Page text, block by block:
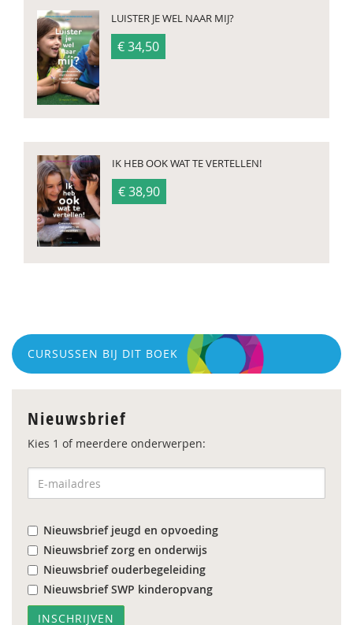
LUISTER JE WEL NAAR MIJ?
€ 34,50
IK HEB OOK WAT TE VERTELLEN!
€ 38,90
CURSUSSEN BIJ DIT BOEK
Nieuwsbrief
Kies 1 of meerdere onderwerpen:
Nieuwsbrief jeugd en opvoeding
Nieuwsbrief zorg en onderwijs
Nieuwsbrief ouderbegeleiding
Nieuwsbrief SWP kinderopvang